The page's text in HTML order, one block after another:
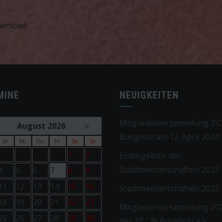
August 2026 >
Di. Mi. Do. Fr. Sa. So.
1
2
5 6 7 8
9
12 13 14 15
16
19 20 21 22
23
26 27 28 29 30
NEUIGKEITEN
Mitgliederversammlung
Borgholz am 12. April 2024
Endergebnis der
Stadtmeisterschaften 2023
Stadtmeisterschaften 2023
Mitgliederversammlung